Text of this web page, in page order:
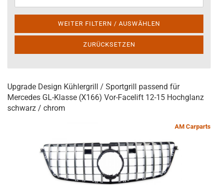
WEITER FILTERN / AUSWÄHLEN
ZURÜCKSETZEN
Upgrade Design Kühlergrill / Sportgrill passend für
Mercedes GL-Klasse (X166) Vor-Facelift 12-15 Hochglanz
schwarz / chrom
AM Carparts